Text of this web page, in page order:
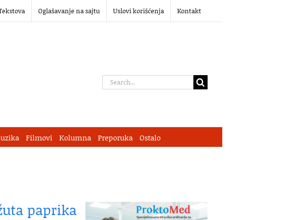
Oglašavanje na sajtu Uslovi korišćenja Kontakt
Search
Filmovi Kolumna Preporuka Ostalo
paprika